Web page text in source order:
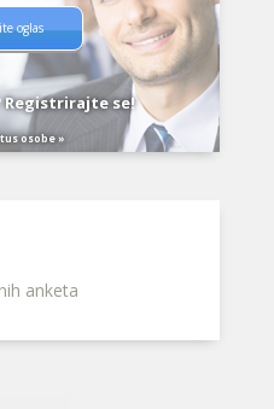
oglas
Registrirajte se!
osobe »
anketa